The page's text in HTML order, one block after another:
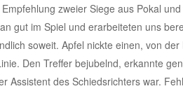
zweier Siege aus Pokal
gut im Spiel und erarbeiteten uns
soweit. Apfel nickte einen, von
Den Treffer bejubelnd, erkannte
des Schiedsrichters war.